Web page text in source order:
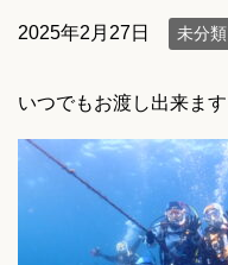
2025年2月27日 未分類
いつでもお渡し出来ます